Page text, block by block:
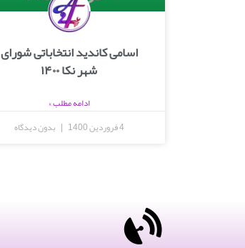
اسامی کاندید انتخاباتی شورای
شهر نکا ۱۴۰۰
ادامه مطلب »
4 فروردین 1400
بدون دیدگاه